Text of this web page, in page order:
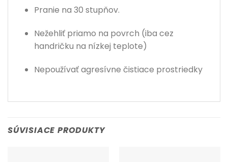
Pranie na 30 stupňov.
Nežehliť priamo na povrch (iba cez
handričku na nízkej teplote)
Nepoužívať agresívne čistiace prostriedky
SÚVISIACE PRODUKTY